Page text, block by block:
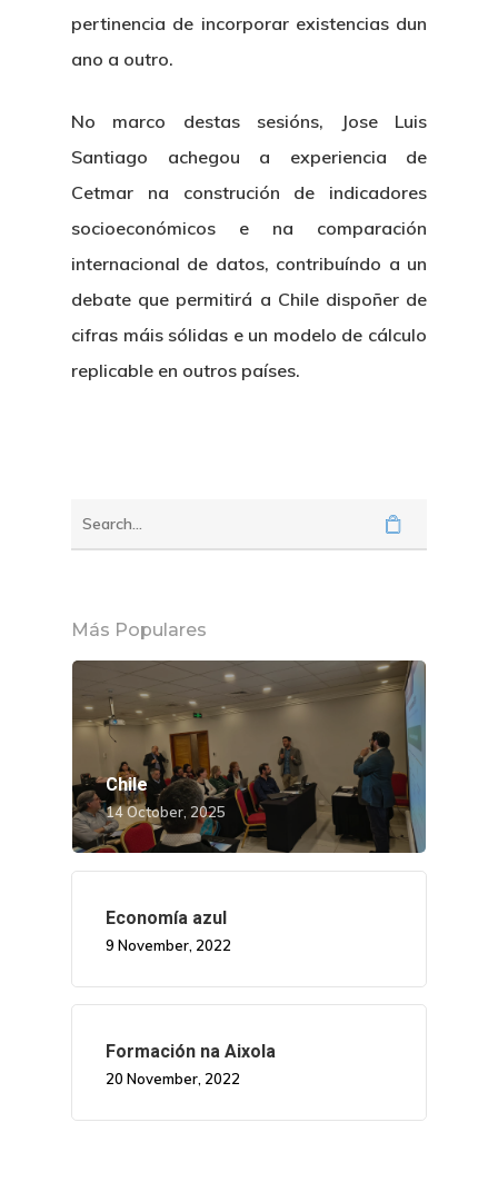
pertinencia de incorporar existencias dun
ano a outro.
No marco destas sesións, Jose Luis
Santiago achegou a experiencia de
Cetmar na construción de indicadores
socioeconómicos e na comparación
internacional de datos, contribuíndo a un
debate que permitirá a Chile dispoñer de
cifras máis sólidas e un modelo de cálculo
replicable en outros países.
Más Populares
Chile
14 October, 2025
Economía azul
9 November, 2022
Formación na Aixola
20 November, 2022